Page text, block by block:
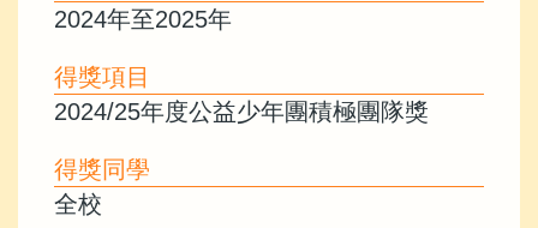
2024年至2025年
得獎項目
2024/25年度公益少年團積極團隊獎
得獎同學
全校